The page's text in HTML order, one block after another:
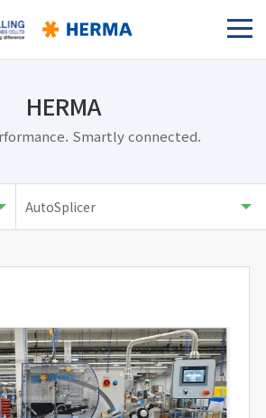
HERMA
Smartly connected.